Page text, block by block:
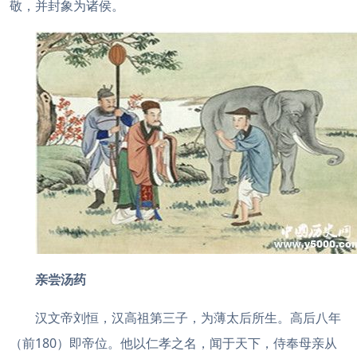
敬，并封象为诸侯。
亲尝汤药
汉文帝刘恒，汉高祖第三子，为薄太后所生。高后八年
（前180）即帝位。他以仁孝之名，闻于天下，侍奉母亲从